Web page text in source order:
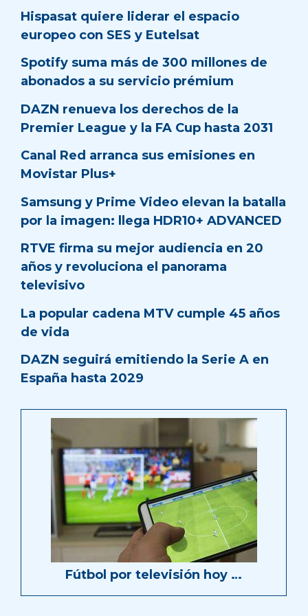
Hispasat quiere liderar el espacio
europeo con SES y Eutelsat
Spotify suma más de 300 millones de
abonados a su servicio prémium
DAZN renueva los derechos de la
Premier League y la FA Cup hasta 2031
Canal Red arranca sus emisiones en
Movistar Plus+
Samsung y Prime Video elevan la batalla
por la imagen: llega HDR10+ ADVANCED
RTVE firma su mejor audiencia en 20
años y revoluciona el panorama
televisivo
La popular cadena MTV cumple 45 años
de vida
DAZN seguirá emitiendo la Serie A en
España hasta 2029
Fútbol por televisión hoy …